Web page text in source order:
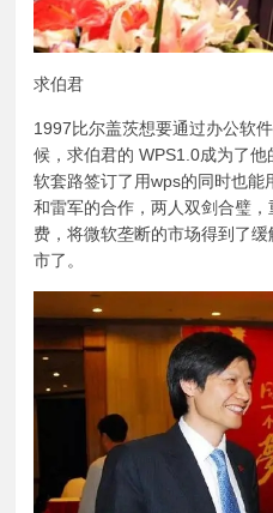
求伯君
1997比尔盖茨想要通过办公软
候，求伯君的 WPS1.0成为了
软套路签订了用wps的同时也
和雷军的合作，两人双剑合璧
费，将微软垄断的市场得到了
市了。